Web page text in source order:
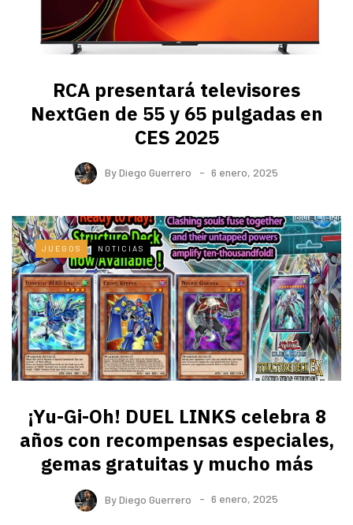
RCA presentará televisores
NextGen de 55 y 65 pulgadas en
CES 2025
ByDiego Guerrero 6 enero, 2025
JUEGOS NOTICIAS
¡Yu-Gi-Oh! DUEL LINKS celebra 8
años con recompensas especiales,
gemas gratuitas y mucho más
ByDiego Guerrero 6 enero, 2025